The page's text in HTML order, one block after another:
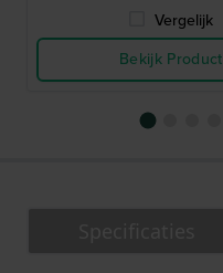
Vergelijk
Bekijk Product